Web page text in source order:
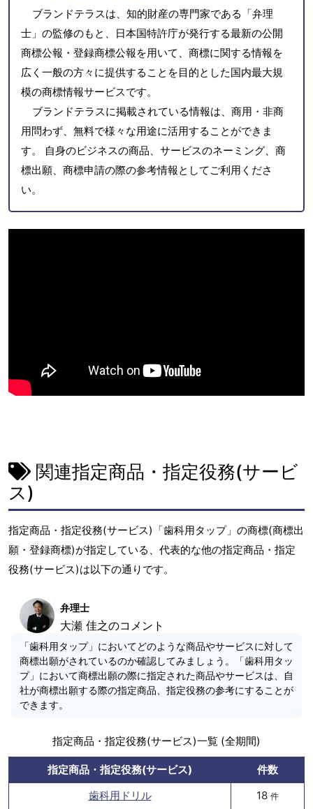
ブランドテラスは、知的財産の専門家である「弁理
士」の監修のもと、日本国特許庁が発行する最新の公開
商標公報・登録商標公報を用いて、商標に関する情報を
広く一般の方々に提供することを目的とした国内最大規
模の商標情報サービスです。
ブランドテラスに掲載されている情報は、商用・非商
用問わず、無料で様々な用途に活用することができま
す。 自身のビジネスの商品、サービスのネーミング、商
標出願、商標申請の際の参考情報としてご利用くださ
い。
関連指定商品・指定役務(サービ
ス)
指定商品・指定役務(サービス)「歯科用タップ」の商標(商標出
願・登録商標)が指定している、代表的な他の指定商品・指定
役務(サービス)は以下の通りです。
弁理士
大瀬 佳之のコメント
「歯科用タップ」においてどのような商品やサービスに対して
商標出願がされているのか確認してみましょう。「歯科用タッ
プ」において商標出願の際に指定された商品やサービスは、自
社が商標出願する際の指定商品、指定役務の参考にすることが
できます。
指定商品・指定役務(サービス)一覧 (全期間)
指定商品・指定役務(サービス)
件数
歯科用ドリル
18 件